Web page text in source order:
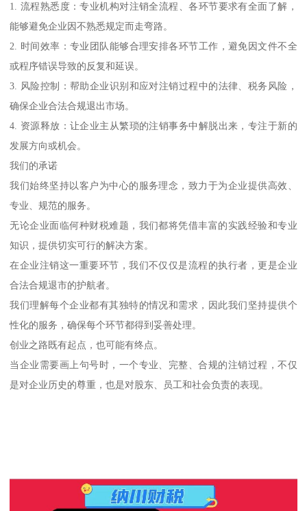
1. 流程熟悉度：专业机构对注销全流程、各环节要求有全面了解，
能够避免企业因不熟悉规定而走弯路。
2. 时间效率：专业团队能够合理安排各环节工作，避免因文件不全
或程序错误导致的反复和延误。
3. 风险控制：帮助企业识别和应对注销过程中的法律、税务风险，
确保企业合法合规退出市场。
4. 资源释放：让企业主从繁琐的注销事务中解脱出来，专注于新的
发展方向或机会。
我们的承诺
我们始终坚持以客户为中心的服务理念，致力于为企业提供高效、
专业、规范的服务。
无论企业面临何种财税难题，我们都将凭借丰富的实践经验和专业
知识，提供切实可行的解决方案。
在企业注销这一重要环节，我们不仅仅是流程的执行者，更是企业
合法合规退市的护航者。
我们理解每个企业都有其独特的情况和需求，因此我们坚持提供个
性化的服务，确保每个环节都得到妥善处理。
创业之路既有起点，也可能有终点。
当企业需要画上句号时，一个专业、完整、合规的注销过程，不仅
是对企业历史的尊重，也是对股东、员工和社会负责的表现。